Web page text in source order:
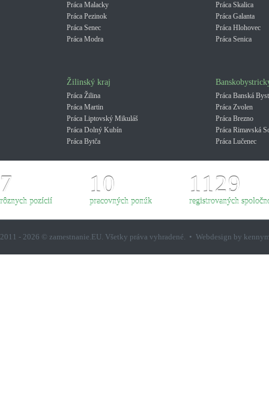
Práca Malacky
Práca Pezinok
Práca Senec
Práca Modra
Práca Skalica
Práca Galanta
Práca Hlohovec
Práca Senica
Žilinský kraj
Práca Žilina
Práca Martin
Práca Liptovský Mikuláš
Práca Dolný Kubín
Práca Bytča
Práca Banská
Práca Zvolen
Práca Brezno
Práca Rimavská
Práca Lučenec
7
rôznych pozícií
10
pracovných ponúk
1129
registrovaných
2011 - 2026 © zamestnanie.EU. Všetky práva vyhradené. • Webdesign by